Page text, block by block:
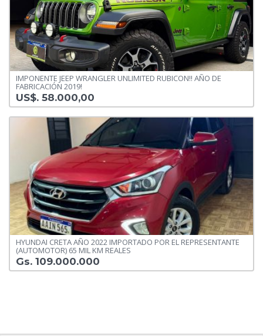
IMPONENTE JEEP WRANGLER UNLIMITED RUBICON!! AÑO DE
FABRICACIÓN 2019!
US$. 58.000,00
HYUNDAI CRETA AÑO 2022 IMPORTADO POR EL REPRESENTANTE
(AUTOMOTOR) 65 MIL KM REALES
Gs. 109.000.000